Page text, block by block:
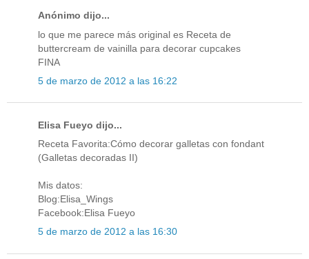
Anónimo dijo...
lo que me parece más original es Receta de
buttercream de vainilla para decorar cupcakes
FINA
5 de marzo de 2012 a las 16:22
Elisa Fueyo dijo...
Receta Favorita:Cómo decorar galletas con fondant
(Galletas decoradas II)
Mis datos:
Blog:Elisa_Wings
Facebook:Elisa Fueyo
5 de marzo de 2012 a las 16:30